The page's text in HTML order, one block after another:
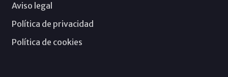
Aviso legal
Política de privacidad
Política de cookies